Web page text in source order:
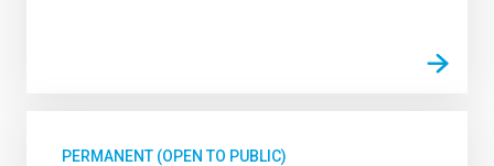
PERMANENT (OPEN TO PUBLIC)